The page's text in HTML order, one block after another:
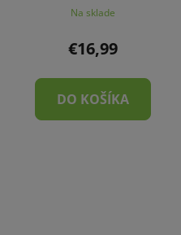
Na sklade
€16,99
DO KOŠÍKA